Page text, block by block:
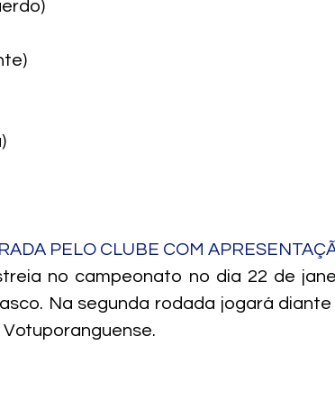
PELO CLUBE COM
no campeonato no dia 22 de
Na segunda rodada jogará